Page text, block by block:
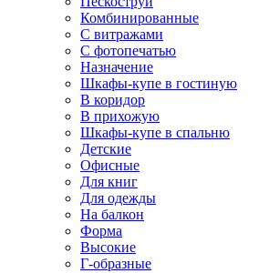
Комбинированные
С витражами
С фотопечатью
Назначение
Шкафы-купе в гостиную
В коридор
В прихожую
Шкафы-купе в спальню
Детские
Офисные
Для книг
Для одежды
На балкон
Форма
Высокие
Г-образные